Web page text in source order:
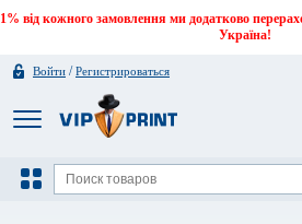
1% від кожного замовлення ми додатково
Україна!
Войти /Регистрироваться